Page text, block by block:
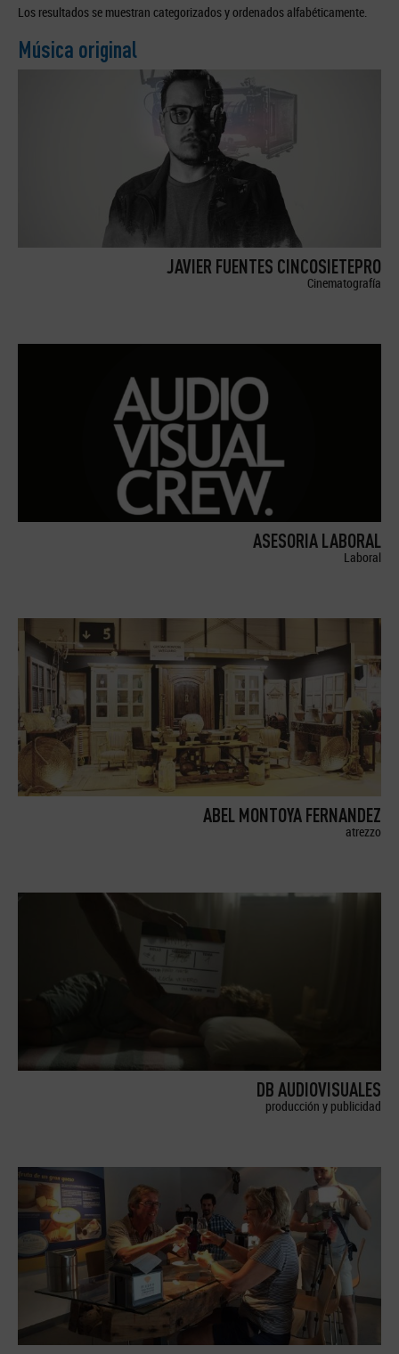
Los resultados se muestran categorizados y ordenados alfabéticamente.
Música original
JAVIER FUENTES CINCOSIETEPRO
Cinematografía
ASESORIA LABORAL
Laboral
ABEL MONTOYA FERNANDEZ
atrezzo
DB AUDIOVISUALES
producción y publicidad